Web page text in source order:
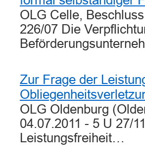
OLG Celle,
226/07 Die
Zur Frage der
OLG Oldenburg
04.07.2011 - 5 U 27/
Leistungsfreiheit…